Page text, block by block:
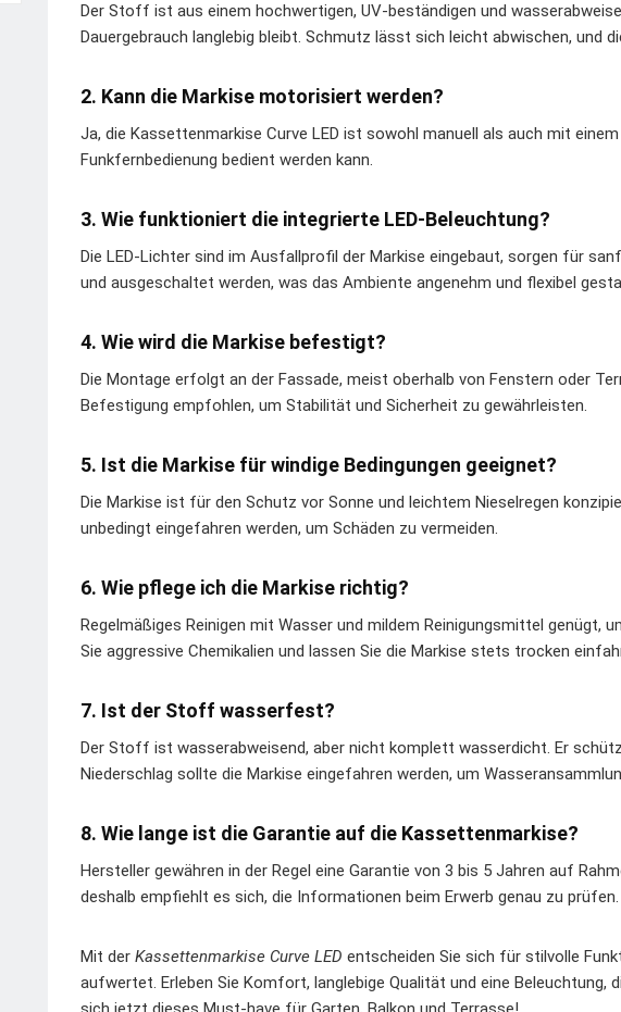
Der Stoff ist aus einem hochwertigen, UV-beständigen und
Dauergebrauch langlebig bleibt. Schmutz lässt sich leicht abwischen, und
2. Kann die Markise motorisiert werden?
Ja, die Kassettenmarkise Curve LED ist sowohl manuell als auch mit
Funkfernbedienung bedient werden kann.
3. Wie funktioniert die integrierte LED-Beleuchtung?
Die LED-Lichter sind im Ausfallprofil der Markise eingebaut, sorgen für
und ausgeschaltet werden, was das Ambiente angenehm und flexibel
4. Wie wird die Markise befestigt?
Die Montage erfolgt an der Fassade, meist oberhalb von Fenstern oder
Befestigung empfohlen, um Stabilität und Sicherheit zu gewährleisten.
5. Ist die Markise für windige Bedingungen geeignet?
Die Markise ist für den Schutz vor Sonne und leichtem Nieselregen
unbedingt eingefahren werden, um Schäden zu vermeiden.
6. Wie pflege ich die Markise richtig?
Regelmäßiges Reinigen mit Wasser und mildem Reinigungsmittel genügt,
Sie aggressive Chemikalien und lassen Sie die Markise stets trocken
7. Ist der Stoff wasserfest?
Der Stoff ist wasserabweisend, aber nicht komplett wasserdicht. Er
Niederschlag sollte die Markise eingefahren werden, um
8. Wie lange ist die Garantie auf die Kassettenmarkise?
Hersteller gewähren in der Regel eine Garantie von 3 bis 5 Jahren auf
deshalb empfiehlt es sich, die Informationen beim Erwerb genau zu prüfen.
Mit der Kassettenmarkise Curve LED entscheiden Sie sich für stilvolle
aufwertet. Erleben Sie Komfort, langlebige Qualität und eine Beleuchtung,